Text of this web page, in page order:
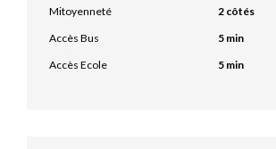
Mitoyenneté
2 côtés
Accès Bus
5 min
Accès Ecole
5 min